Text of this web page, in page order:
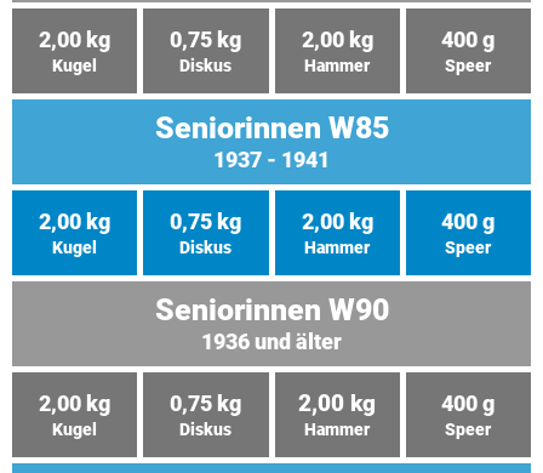
2,00 kg
Kugel
0,75 kg
Diskus
2,00 kg
Hammer
400 g
Speer
Seniorinnen W85
1937 - 1941
2,00 kg
Kugel
0,75 kg
Diskus
2,00 kg
Hammer
400 g
Speer
Seniorinnen W90
1936 und älter
2,00 kg
Kugel
0,75 kg
Diskus
2,00 kg
Hammer
400 g
Speer